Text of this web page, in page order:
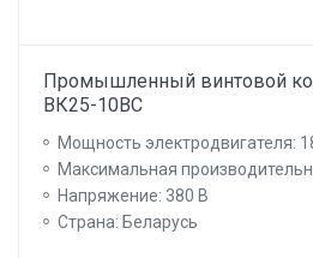
Промышленный винтовой
ВК25-10ВС
Мощность электродвигателя:
Максимальная
Напряжение: 380 В
Страна: Беларусь